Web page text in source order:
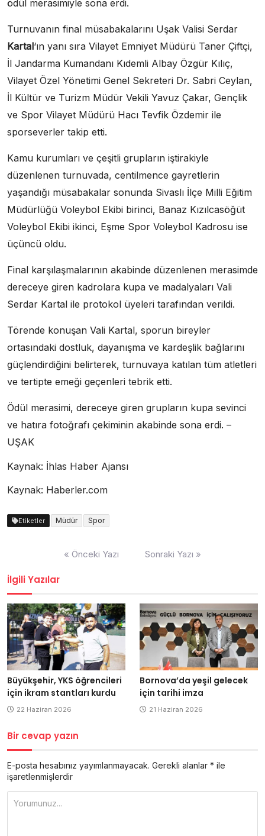
ödül merasimiyle sona erdi.
Turnuvanın final müsabakalarını Uşak Valisi Serdar
Kartal‘ın yanı sıra Vilayet Emniyet Müdürü Taner Çiftçi,
İl Jandarma Kumandanı Kıdemli Albay Özgür Kılıç,
Vilayet Özel Yönetimi Genel Sekreteri Dr. Sabri Ceylan,
İl Kültür ve Turizm Müdür Vekili Yavuz Çakar, Gençlik
ve Spor Vilayet Müdürü Hacı Tevfik Özdemir ile
sporseverler takip etti.
Kamu kurumları ve çeşitli grupların iştirakiyle
düzenlenen turnuvada, centilmence gayretlerin
yaşandığı müsabakalar sonunda Sivaslı İlçe Milli Eğitim
Müdürlüğü Voleybol Ekibi birinci, Banaz Kızılcasöğüt
Voleybol Ekibi ikinci, Eşme Spor Voleybol Kadrosu ise
üçüncü oldu.
Final karşılaşmalarının akabinde düzenlenen merasimde
dereceye giren kadrolara kupa ve madalyaları Vali
Serdar Kartal ile protokol üyeleri tarafından verildi.
Törende konuşan Vali Kartal, sporun bireyler
ortasındaki dostluk, dayanışma ve kardeşlik bağlarını
güçlendirdiğini belirterek, turnuvaya katılan tüm atletleri
ve tertipte emeği geçenleri tebrik etti.
Ödül merasimi, dereceye giren grupların kupa sevinci
ve hatıra fotoğrafı çekiminin akabinde sona erdi. –
UŞAK
Kaynak: İhlas Haber Ajansı
Kaynak: Haberler.com
Etiketler Müdür Spor
« Önceki Yazı Sonraki Yazı »
İlgili Yazılar
Büyükşehir, YKS öğrencileri
için ikram stantları kurdu
22 Haziran 2026
Bornova’da yeşil gelecek
için tarihi imza
21 Haziran 2026
Bir cevap yazın
E-posta hesabınız yayımlanmayacak. Gerekli alanlar * ile
işaretlenmişlerdir